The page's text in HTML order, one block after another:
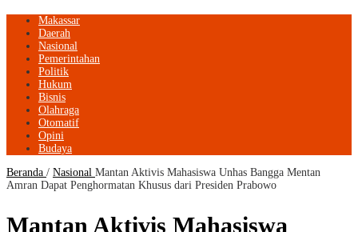
Makassar
Daerah
Nasional
Pemerintahan
Politik
Hukum
Bisnis
Olahraga
Otomatif
Opini
Budaya
Beranda / Nasional Mantan Aktivis Mahasiswa Unhas Bangga Mentan
Amran Dapat Penghormatan Khusus dari Presiden Prabowo
Mantan Aktivis Mahasiswa